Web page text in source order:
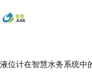
过
内
液位计在智慧水务系统中